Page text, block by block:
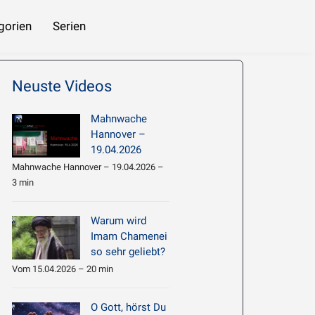
Serien
Neuste Videos
Mahnwache
Hannover –
19.04.2026
Mahnwache Hannover – 19.04.2026 –
3 min
Warum wird
Imam Chamenei
so sehr geliebt?
Vom 15.04.2026 – 20 min
O Gott, hörst Du